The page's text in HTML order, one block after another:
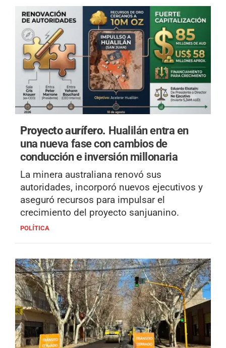
Proyecto aurífero. Hualilán entra en
una nueva fase con cambios de
conducción e inversión millonaria
La minera australiana renovó sus
autoridades, incorporó nuevos ejecutivos y
aseguró recursos para impulsar el
crecimiento del proyecto sanjuanino.
POLÍTICA